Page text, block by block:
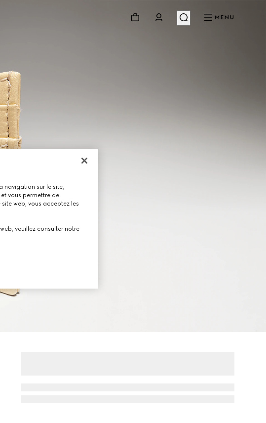
MENU
navigation sur le site,
vous permettre de
web, vous acceptez les
veuillez consulter notre